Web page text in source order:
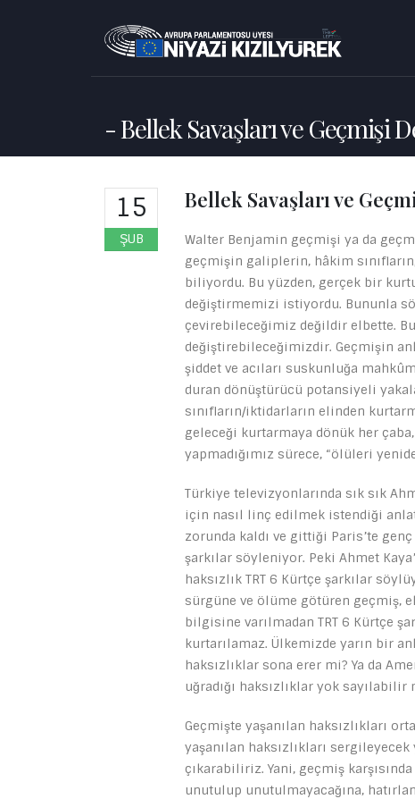
Bellek Savaşları ve Geçmişi
15
ŞUB
Bellek Savaşları ve
Walter Benjamin geçmişi ya da
geçmişin galiplerin, hâkim
biliyordu. Bu yüzden, gerçek bir
değiştirmemizi istiyordu. Bununla
çevirebileceğimiz değildir elbette.
değiştirebileceğimizdir. Geçmişin
şiddet ve acıları suskunluğa
duran dönüştürücü potansiyeli
sınıfların/iktidarların elinden
geleceği kurtarmaya dönük her
yapmadığımız sürece, “ölüleri
Türkiye televizyonlarında sık sık
için nasıl linç edilmek istendiği
zorunda kaldı ve gittiği Paris’te genç
şarkılar söyleniyor. Peki Ahmet
haksızlık TRT 6 Kürtçe şarkılar
sürgüne ve ölüme götüren geçmiş,
bilgisine varılmadan TRT 6 Kürtçe
kurtarılamaz. Ülkemizde yarın bir
haksızlıklar sona erer mi? Ya da
uğradığı haksızlıklar yok sayılabilir
Geçmişte yaşanılan haksızlıkları
yaşanılan haksızlıkları
çıkarabiliriz. Yani, geçmiş
unutulup unutulmayacağına,